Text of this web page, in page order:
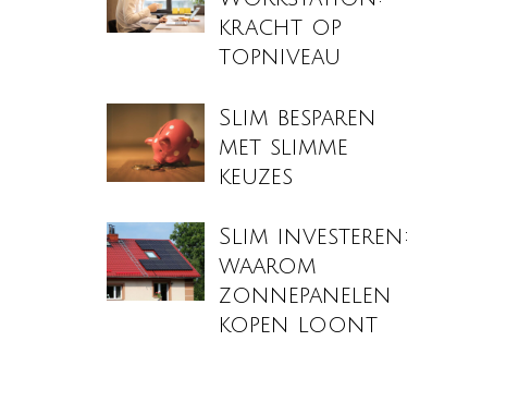
kracht op
topniveau
Slim besparen
met slimme
keuzes
Slim investeren:
waarom
zonnepanelen
kopen loont